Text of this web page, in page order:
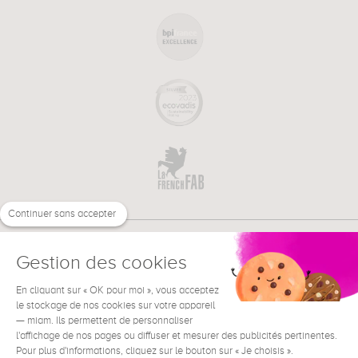
BESOIN D'AIDE ?
Continuer sans accepter
Gestion des cookies
En cliquant sur « OK pour moi », vous acceptez
le stockage de nos cookies sur votre appareil
— miam. Ils permettent de personnaliser
l'affichage de nos pages ou diffuser et mesurer des publicités pertinentes.
Pour plus d'informations, cliquez sur le bouton sur « Je choisis ».